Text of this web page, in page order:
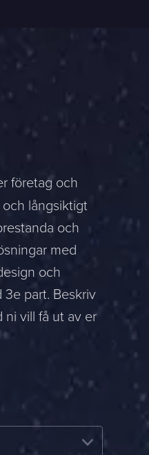
företag och
långsiktigt
och
med
och
part. Beskriv
vill få ut av er